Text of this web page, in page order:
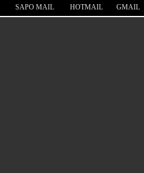
SAPO MAIL HOTMAIL GMAIL